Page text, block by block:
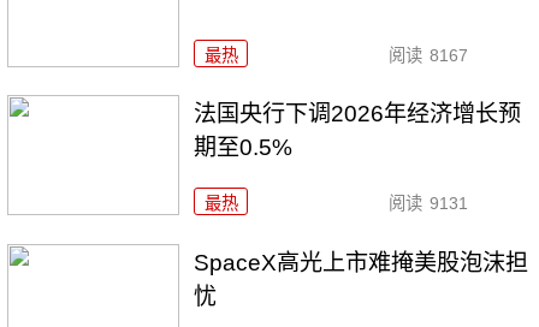
最热 阅读 8167
法国央行下调2026年经济增长预
期至0.5%
最热 阅读 9131
SpaceX高光上市难掩美股泡沫担
忧